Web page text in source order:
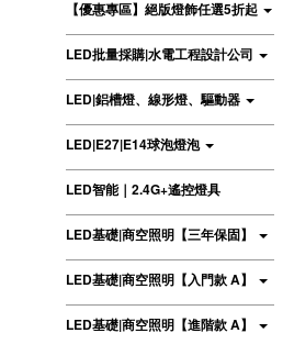
【優惠專區】絕版燈飾任選5折起
LED批量採購|水電工程設計公司
LED|鋁槽燈、線形燈、驅動器
LED|E27|E14球泡燈泡
LED智能｜2.4G+遙控燈具
LED基礎|商空照明【三年保固】
LED基礎|商空照明【入門款 A】
LED基礎|商空照明【進階款 A】